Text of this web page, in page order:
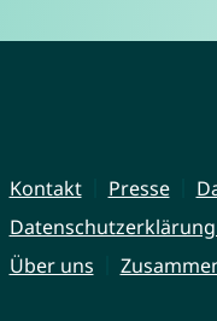
Kontakt Presse
Über uns